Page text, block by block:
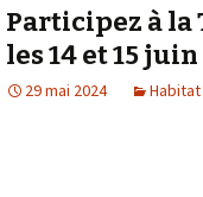
Participez à la
les 14 et 15
29 mai 2024 Habitat